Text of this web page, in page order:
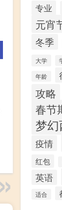
专业
元宵
冬季
大学
年龄
攻略
春节
梦
疫情
红包
英语
适合